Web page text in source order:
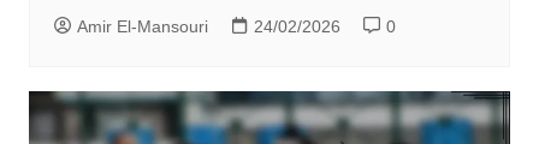
Amir El-Mansouri 24/02/2026 0